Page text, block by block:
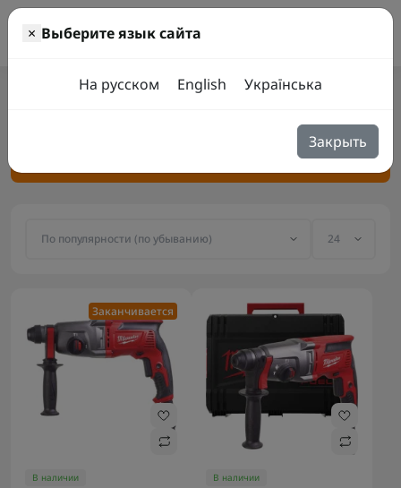
Инструмент Электроинструмент Перфоратор электрический
× Выберите язык сайта
На русском English Українська
Закрыть
Заканчивается
В наличии В наличии